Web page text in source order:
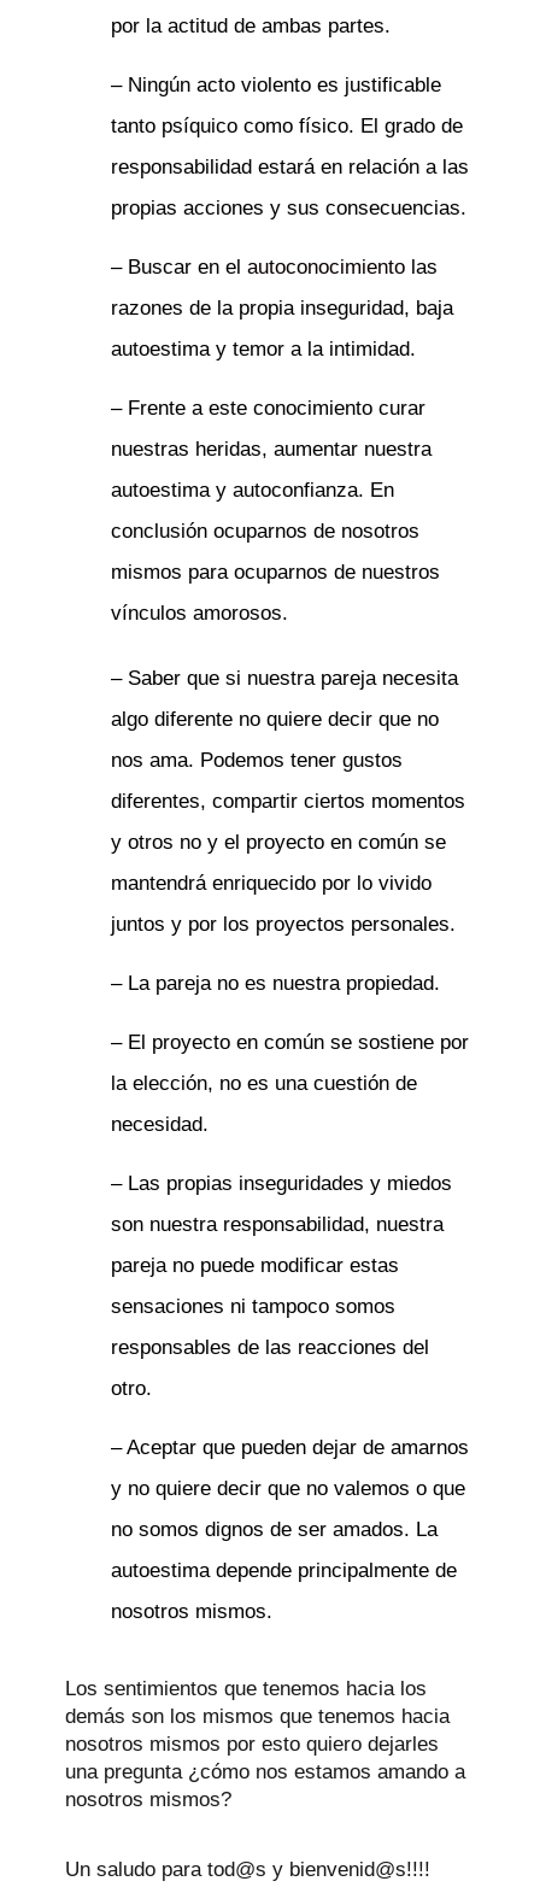
por la actitud de ambas partes.
– Ningún acto violento es justificable
tanto psíquico como físico. El grado de
responsabilidad estará en relación a las
propias acciones y sus consecuencias.
– Buscar en el autoconocimiento las
razones de la propia inseguridad, baja
autoestima y temor a la intimidad.
– Frente a este conocimiento curar
nuestras heridas, aumentar nuestra
autoestima y autoconfianza. En
conclusión ocuparnos de nosotros
mismos para ocuparnos de nuestros
vínculos amorosos.
– Saber que si nuestra pareja necesita
algo diferente no quiere decir que no
nos ama. Podemos tener gustos
diferentes, compartir ciertos momentos
y otros no y el proyecto en común se
mantendrá enriquecido por lo vivido
juntos y por los proyectos personales.
– La pareja no es nuestra propiedad.
– El proyecto en común se sostiene por
la elección, no es una cuestión de
necesidad.
– Las propias inseguridades y miedos
son nuestra responsabilidad, nuestra
pareja no puede modificar estas
sensaciones ni tampoco somos
responsables de las reacciones del
otro.
– Aceptar que pueden dejar de amarnos
y no quiere decir que no valemos o que
no somos dignos de ser amados. La
autoestima depende principalmente de
nosotros mismos.
Los sentimientos que tenemos hacia los
demás son los mismos que tenemos hacia
nosotros mismos por esto quiero dejarles
una pregunta ¿cómo nos estamos amando a
nosotros mismos?
Un saludo para tod@s y bienvenid@s!!!!